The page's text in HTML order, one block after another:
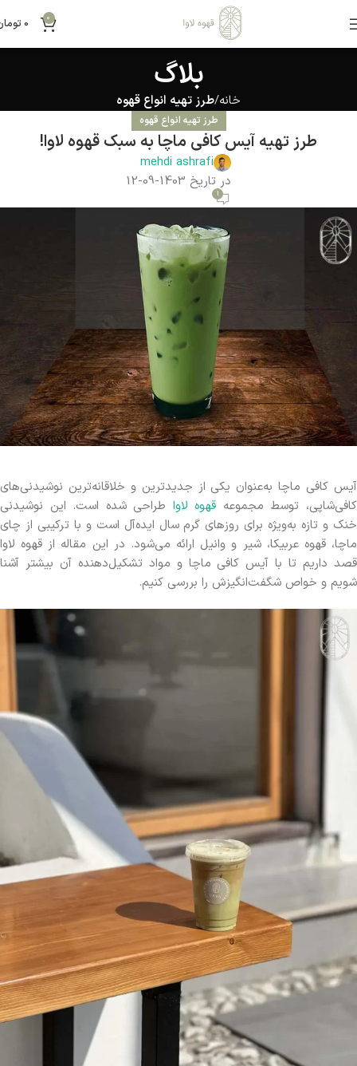
0
0
بلاگ
خانه طرز تهیه انواع قهوه
طرز تهیه انواع قهوه
طرز تهیه آیس کافی ماچا به سبک قهوه لاوا!
mehdi ashrafi
در تاریخ 1403-09-12
1
آیس کافی ماچا به‌عنوان یکی از جدیدترین و خلاقانه‌ترین نوشیدنی‌های
کافی‌شاپی، توسط مجموعه قهوه لاوا طراحی شده است. این نوشیدنی
خنک و تازه به‌ویژه برای روزهای گرم سال ایده‌آل است و با ترکیبی از چای
ماچا، قهوه عربیکا، شیر و وانیل ارائه می‌شود. در این مقاله از قهوه لاوا
قصد داریم تا با آیس کافی ماچا و مواد تشکیل‌دهنده آن بیشتر آشنا
‌شویم و خواص شگفت‌انگیزش را بررسی ‌کنیم.